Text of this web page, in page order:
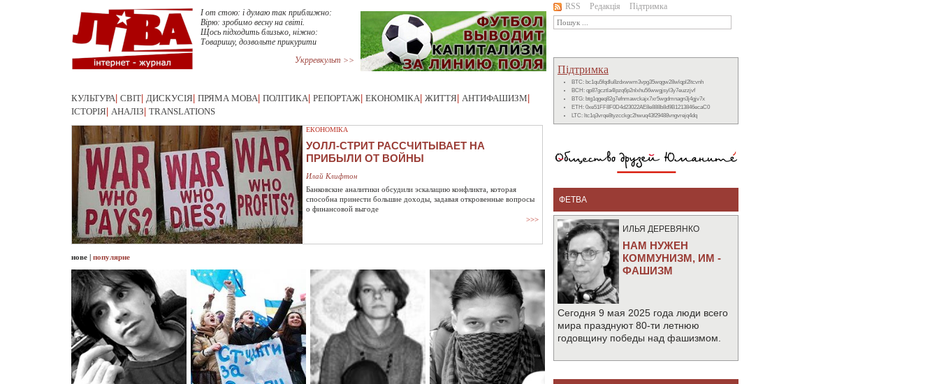
I от стою: i думаю так приближно:
Вiрю: зробимо весну на свiтi.
Щось пiдходить близько, нiжно:
Товаришу, дозвольте прикурити
Укрревкульт >>
КУЛЬТУРА СВІТ ДИСКУСІЯ ПРЯМА МОВА ПОЛІТИКА РЕПОРТАЖ ЕКОНОМІКА ЖИТТЯ АНТИФАШИЗМ
ІСТОРІЯ АНАЛІЗ TRANSLATIONS
ЕКОНОМІКА
УОЛЛ-СТРИТ РАССЧИТЫВАЕТ НА
ПРИБЫЛИ ОТ ВОЙНЫ
Илай Клифтон
Банковские аналитики обсудили эскалацию конфликта, которая
способна принести большие доходы, задавая откровенные вопросы
о финансовой выгоде
>>>
нове | популярне
RSS Редакція Підтримка
Підтримка
BTC: bc1qu5fqdlu8zdxwwm3vpg35wqgw28wlqpl2ltcvnh
BCH: qp87gcztla4lpzq6p2nlxhu56wwgjsyl3y7euzzjvf
BTG: btg1qgeq82g7efnmawckajx7xr5wgdmnagn3j4gjv7x
ETH: 0xe51FF8F0D4d23022AE8e888b8d9B1213846ecaC0
LTC: ltc1q3vrqe8tyzcckgc2hwuq43f29488vngvrejq4dq
ФЕТВА
ИЛЬЯ ДЕРЕВЯНКО
НАМ НУЖЕН
КОММУНИЗМ, ИМ -
ФАШИЗМ
Сегодня 9 мая 2025 года люди всего
мира празднуют 80-ти летнюю
годовщину победы над фашизмом.